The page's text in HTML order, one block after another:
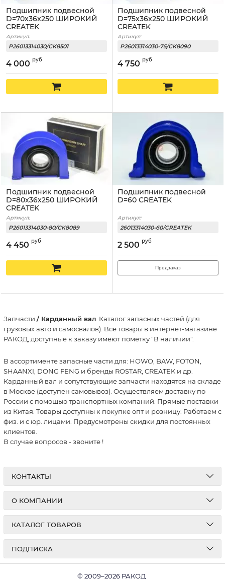
Подшипник подвесной
D=70x36x250 ШИРОКИЙ
CREATEK
Артикул:
P26013314030/CK8501
4 000 руб
Подшипник подвесной
D=75x36x250 ШИРОКИЙ
CREATEK
Артикул:
P26013314030-75/CK8090
4 750 руб
Подшипник подвесной
D=80x36x250 ШИРОКИЙ
CREATEK
Артикул:
P26013314030-80/CK8089
4 450 руб
Подшипник подвесной
D=60 CREATEK
Артикул:
26013314030-60/CREATEK
2 500 руб
Предзаказ
Запчасти / Карданный вал . Каталог запасных частей (для
грузовых авто и самосвалов). Все товары в интернет-магазине
РАКОД, доступные к заказу имеют пометку "В наличии".
В ассортименте запасные части для: HOWO, BAW, FOTON,
SHAANXI, DONG FENG и бренды ROSTAR, CREATEK и др.
Карданный вал и сопутствующие запчасти находятся на складе
в Москве (доступен самовывоз). Осуществляем доставку по
России с помощью транспортных компаний. Прямые поставки
из Китая. Товары доступны к покупке опт и розницу. Работаем с
физ. и с юр. лицами. Предусмотрены скидки для постоянных
клиентов.
В случае вопросов - звоните !
КОНТАКТЫ
О КОМПАНИИ
КАТАЛОГ ТОВАРОВ
ПОДПИСКА
© 2009–2026 РАКОД